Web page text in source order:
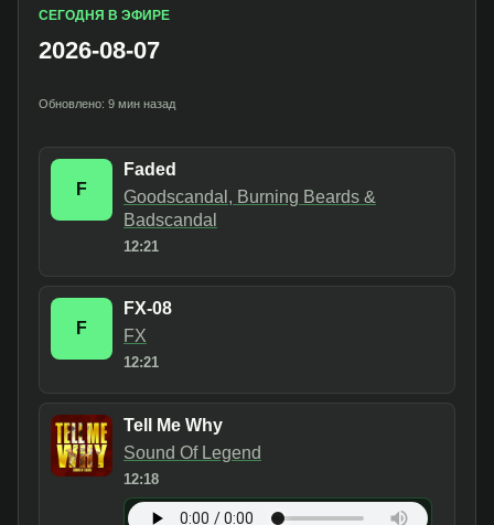
СЕГОДНЯ В ЭФИРЕ
2026-08-07
Обновлено: 9 мин назад
F
Faded
Goodscandal, Burning Beards &
Badscandal
12:21
F
FX-08
FX
12:21
Tell Me Why
Sound Of Legend
12:18